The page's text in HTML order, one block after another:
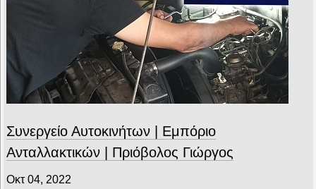
Συνεργείο Αυτοκινήτων | Εμπόριο
Ανταλλακτικών | Πριόβολος Γιώργος
Οκτ 04, 2022